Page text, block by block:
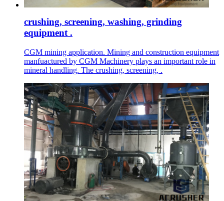
crushing, screening, washing, grinding
equipment .
CGM mining application. Mining and construction equipment
manfuactured by CGM Machinery plays an important role in
mineral handling. The crushing, screening, .